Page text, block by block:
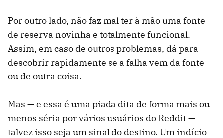
Por outro lado, não faz mal ter à mão uma fonte
de reserva novinha e totalmente funcional.
Assim, em caso de outros problemas, dá para
descobrir rapidamente se a falha vem da fonte
ou de outra coisa.
Mas — e essa é uma piada dita de forma mais ou
menos séria por vários usuários do Reddit —
talvez isso seja um sinal do destino. Um indício